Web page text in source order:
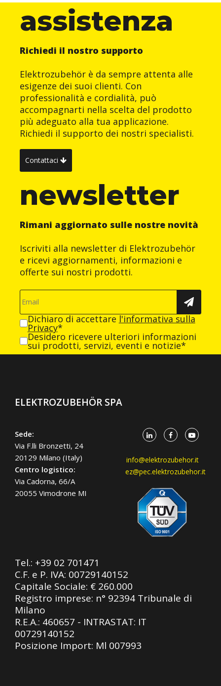
assistenza
Richiedi il nostro supporto
Elektrozubehör è da sempre attenta alle
esigenze dei suoi clienti. Con
professionalità e cordialità, può
accompagnarti nella scelta del prodotto
più adeguato alla tua applicazione.
Richiedi il supporto dei nostri specialisti.
Contattaci
newsletter
Rimani aggiornato sulle nostre novità
Iscriviti alla newsletter di Elektrozubehör
e ricevi aggiornamenti, informazioni e
offerte sui nostri prodotti.
Dichiaro di accettare l'informativa sulla
Privacy*
Desidero ricevere ulteriori informazioni
sui prodotti, servizi, eventi e notizie*
ELEKTROZUBEHÖR SPA
Sede:
Via F.lli Bronzetti, 24
20129 Milano (Italy)
Centro logistico:
Via Cadorna, 66/A
20055 Vimodrone MI
info@elektrozubehor.it
ez@pec.elektrozubehor.it
Tel.: +39 02 701471
C.F. e P. IVA: 00729140152
Capitale Sociale: € 260.000
Registro imprese: n° 92394 Tribunale di
Milano
R.E.A.: 460657 - INTRASTAT: IT
00729140152
Posizione Import: Ml 007993